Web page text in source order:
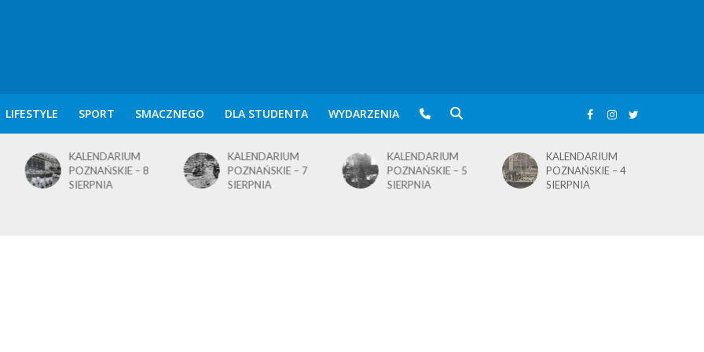
LIFESTYLE SPORT SMACZNEGO DLA STUDENTA WYDARZENIA
KALENDARIUM
POZNAŃSKIE – 8
SIERPNIA
KALENDARIUM
POZNAŃSKIE – 7
SIERPNIA
KALENDARIUM
POZNAŃSKIE – 5
SIERPNIA
KALENDARIUM
POZNAŃSKIE – 4
SIERPNIA